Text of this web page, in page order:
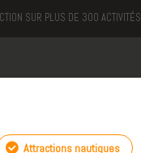
SUR PLUS DE 300 ACTIVITÉS
Attractions nautiques